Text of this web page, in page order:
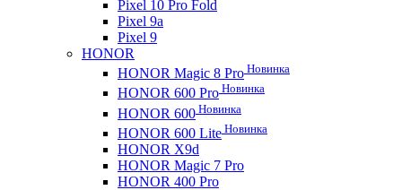
Pixel 10 Pro Fold
Pixel 9a
Pixel 9
HONOR
HONOR Magic 8 Pro Новинка
HONOR 600 Pro Новинка
HONOR 600 Новинка
HONOR 600 Lite Новинка
HONOR X9d
HONOR Magic 7 Pro
HONOR 400 Pro